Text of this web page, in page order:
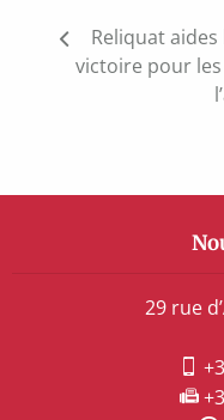
Navigation
Reliquat
victoire pour les
29 rue